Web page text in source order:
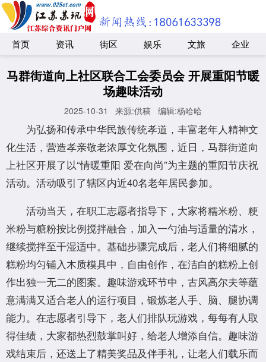
首页 资讯 街区 娱乐 文旅 企业
马群街道向上社区联合工会委员会 开展重阳节暖
场趣味活动
2025-10-31 来源:供稿 编辑:杨哈哈
为弘扬和传承中华民族传统孝道，丰富老年人精神文
化生活，营造孝亲敬老浓厚文化氛围，近日，马群街道向
上社区开展了以“情暖重阳 爱在向尚”为主题的重阳节庆祝
活动。活动吸引了辖区内近40名老年居民参加。
活动当天，在职工志愿者指导下，大家将糯米粉、粳
米粉与糖粉按比例搅拌融合，加入一勺油与适量的清水，
继续搅拌至干湿适中。基础步骤完成后，老人们将细腻的
糕粉均匀铺入木质模具中，自由创作，在洁白的糕粉上创
作出独一无二的图案。趣味游戏环节中，古风高尔夫等蕴
意满满又适合老人的运行项目，锻炼老人手、脑、腿协调
能力。在志愿者引导下，老人们排队玩游戏，每每有人取
得佳绩，大家都热烈鼓掌叫好，给老人增添自信。趣味游
戏结束后，还送上了精美奖品及伴手礼，让老人们载乐而